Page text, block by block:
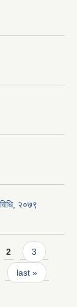
२०७९
2 3
last »